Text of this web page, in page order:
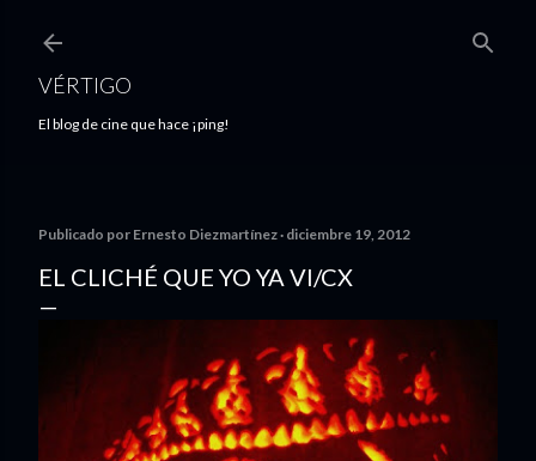
VÉRTIGO
El blog de cine que hace ¡ping!
Publicado por Ernesto Diezmartínez diciembre 19, 2012
EL CLICHÉ QUE YO YA VI/CX